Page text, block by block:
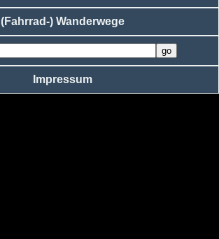
(Fahrrad-) Wanderwege
Impressum